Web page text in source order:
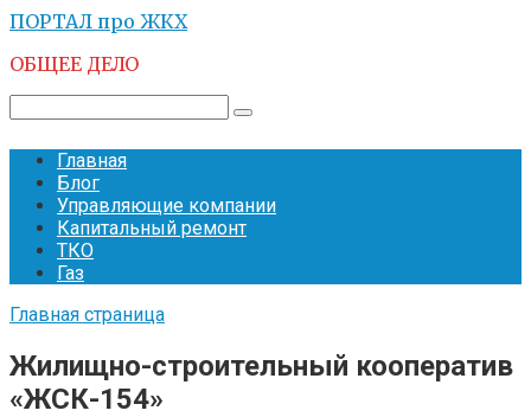
Перейти
контенту
ПОРТАЛ про ЖКХ
ОБЩЕЕ ДЕЛО
Главная
Блог
Управляющие компании
Капитальный ремонт
ТКО
Газ
Главная страница
Жилищно-строительный кооператив
«ЖСК-154»